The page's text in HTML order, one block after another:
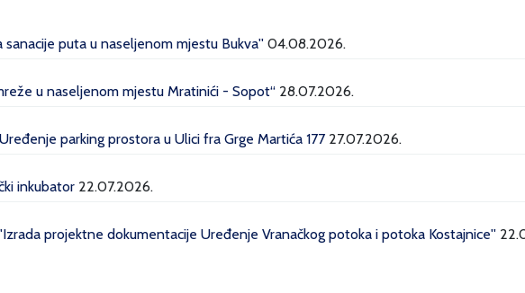
puta u naseljenom mjestu Bukva'' 04.08.2026.
u naseljenom mjestu Mratinići - Sopot“ 28.07.2026.
parking prostora u Ulici fra Grge Martića 177 27.07.2026.
inkubator 22.07.2026.
projektne dokumentacije Uređenje Vranačkog potoka i potoka Kostajnice''